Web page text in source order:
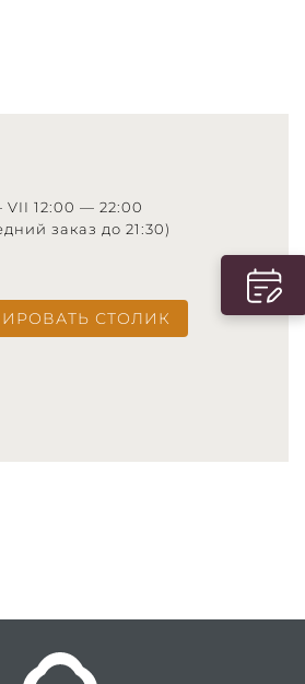
VII 12:00 — 22:00
заказ до 21:30)
СТОЛИК